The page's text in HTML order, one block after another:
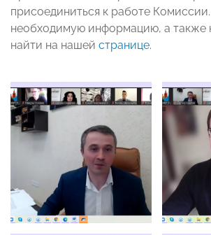
присоединиться к работе
необходимую информацию, а также
найти на нашей странице.